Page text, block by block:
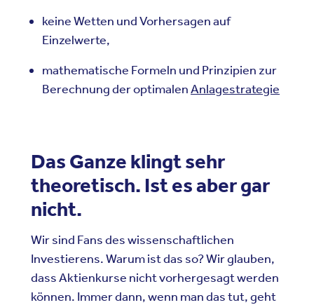
keine Wetten und Vorhersagen auf
Einzelwerte,
mathematische Formeln und Prinzipien zur
Berechnung der optimalenAnlagestrategie
Das Ganze klingt sehr
theoretisch. Ist es aber gar
nicht.
Wir sind Fans des wissenschaftlichen
Investierens. Warum ist das so? Wir glauben,
dass Aktienkurse nicht vorhergesagt werden
können. Immer dann, wenn man das tut, geht